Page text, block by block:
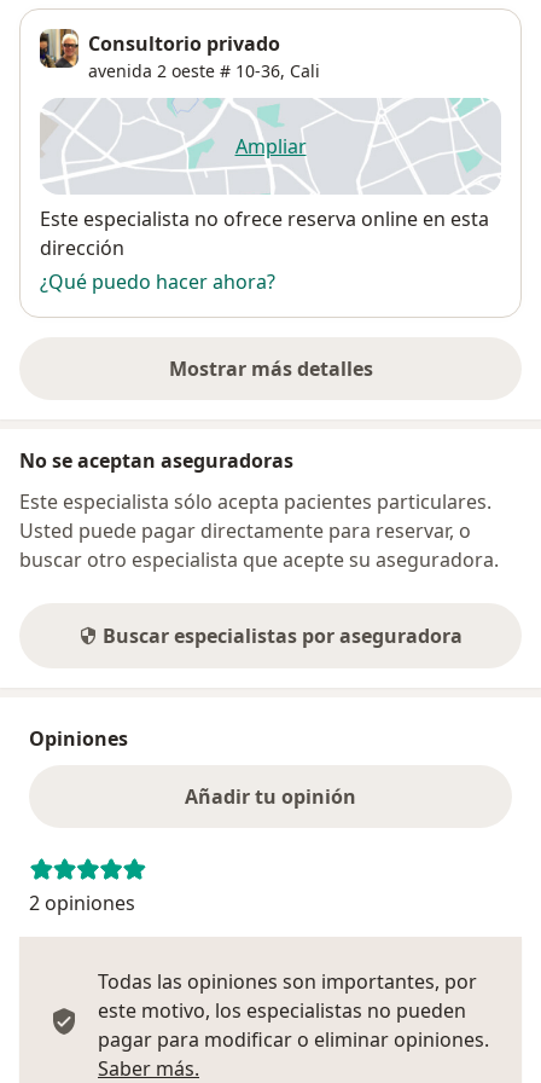
Fundador de ZOE H&F
Centro para la investigacion en Salud y Rendimiento
Humano en Cali Colombia desde 1997
Actividad Academica
Asesor y Speaker para HEElGMH alemania desde 1994
-2020
Investigaciones en Salud y Actividad Fisica para el alto
rendimiento y la salud publica. Osteopatia -
Biomecanica aplicada a las artes marciales.
Antropometria, metabolismo, respuesta
enfermar.
Consulta en :
Mejoramiento de la capacidad de reserva funcional
Dolor
mejoramiento de la calidad de vida y del estado físico y
tratamiento del dolor osteoarticular
Entrenamiento en artes marciales de alto nivel
Consultorio privado
avenida 2 oeste # 10-36, Cali
Ampliarse abre en una nueva
Disponibilidad
Este especialista no ofrece reserva online en esta
dirección
¿Qué puedo hacer ahora?
Mostrar más detalles
sobre la dirección
No se aceptan aseguradoras
Este especialista sólo acepta pacientes particulares.
Usted puede pagar directamente para reservar, o
buscar otro especialista que acepte su aseguradora.
Buscar especialistas por aseguradora
Opiniones
Añadir tu opinión
2 opiniones
Todas las opiniones son importantes, por
este motivo, los especialistas no pueden
pagar para modificar o eliminar opiniones.
Saber más.